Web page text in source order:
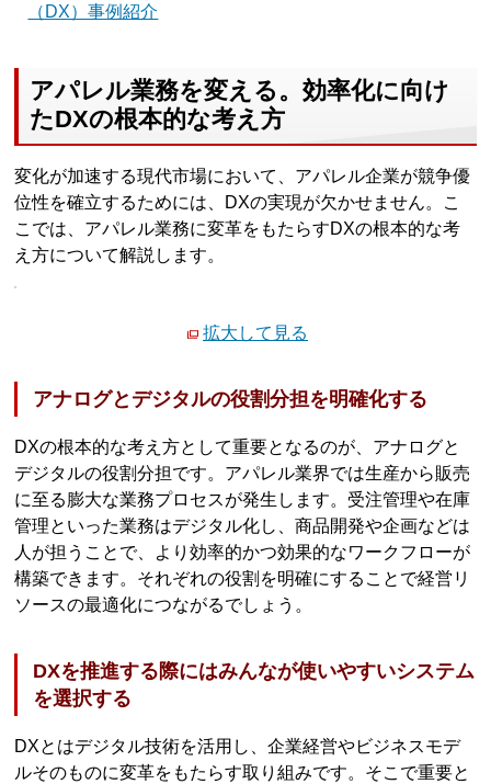
（DX）事例紹介
アパレル業務を変える。効率化に向け
たDXの根本的な考え方
変化が加速する現代市場において、アパレル企業が競争優
位性を確立するためには、DXの実現が欠かせません。こ
こでは、アパレル業務に変革をもたらすDXの根本的な考
え方について解説します。
拡大して見る
アナログとデジタルの役割分担を明確化する
DXの根本的な考え方として重要となるのが、アナログと
デジタルの役割分担です。アパレル業界では生産から販売
に至る膨大な業務プロセスが発生します。受注管理や在庫
管理といった業務はデジタル化し、商品開発や企画などは
人が担うことで、より効率的かつ効果的なワークフローが
構築できます。それぞれの役割を明確にすることで経営リ
ソースの最適化につながるでしょう。
DXを推進する際にはみんなが使いやすいシステム
を選択する
DXとはデジタル技術を活用し、企業経営やビジネスモデ
ルそのものに変革をもたらす取り組みです。そこで重要と